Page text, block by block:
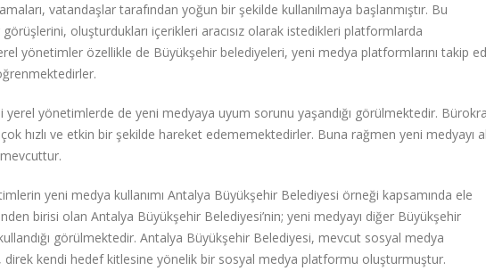
vatandaşlar tarafından yoğun bir şekilde kullanılmaya başlanmıştır. Bu
oluşturdukları içerikleri aracısız olarak istedikleri platformlarda
yönetimler özellikle de Büyükşehir belediyeleri, yeni medya platformlarını takip
yerel yönetimlerde de yeni medyaya uyum sorunu yaşandığı görülmektedir.
hızlı ve etkin bir şekilde hareket edememektedirler. Buna rağmen yeni medyayı
yeni medya kullanımı Antalya Büyükşehir Belediyesi örneği kapsamında ele
birisi olan Antalya Büyükşehir Belediyesi’nin; yeni medyayı diğer Büyükşehir
görülmektedir. Antalya Büyükşehir Belediyesi, mevcut sosyal medya
kendi hedef kitlesine yönelik bir sosyal medya platformu oluşturmuştur.